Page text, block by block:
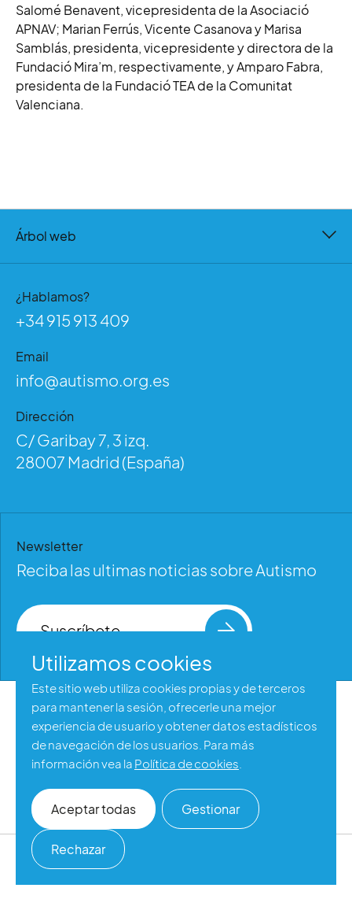
Salomé Benavent, vicepresidenta de la Asociació
APNAV; Marian Ferrús, Vicente Casanova y Marisa
Samblás, presidenta, vicepresidente y directora de la
Fundació Mira’m, respectivamente, y Amparo Fabra,
presidenta de la Fundació TEA de la Comunitat
Valenciana.
Árbol web
¿Hablamos?
+34 915 913 409
Email
info@autismo.org.es
Dirección
C/ Garibay 7, 3 izq.
28007 Madrid (España)
Newsletter
Reciba las ultimas noticias sobre Autismo
Suscríbete
Aviso legal
Política de privacidad
Política de cookies
Accesibilidad web
©2026 Autismo España
Utilizamos cookies
Este sitio web utiliza cookies propias y de terceros
para mantener la sesión, ofrecerle una mejor
experiencia de usuario y obtener datos estadísticos
de navegación de los usuarios. Para más
información vea la Política de cookies
Aceptar todas Gestionar
Rechazar